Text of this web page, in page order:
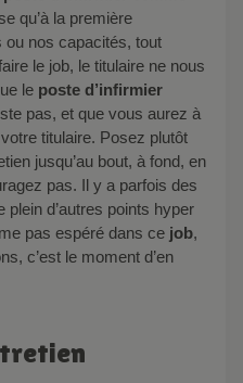
qu’à la première
nos capacités, tout
le job, le titulaire ne nous
le poste d’infirmier
pas, et que vous aurez à
titulaire. Posez plutôt
jusqu’au bout, à fond, en
pas. Il y a parfois des
d’autres points hyper
pas espéré dans ce job,
c’est le moment d’en